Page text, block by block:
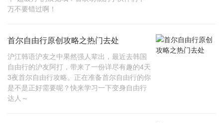
万不要错过啊！
首尔自由行原创攻略之热门去处
沪江韩语沪友之中果然强人辈出，最近去韩国
自由行的沪友阿打，带来了一份详尽有趣的4天
3夜首尔自由行攻略。正在准备首尔自由行的你
是不是正好需要呢？快来学习一下变身自由行
达人～